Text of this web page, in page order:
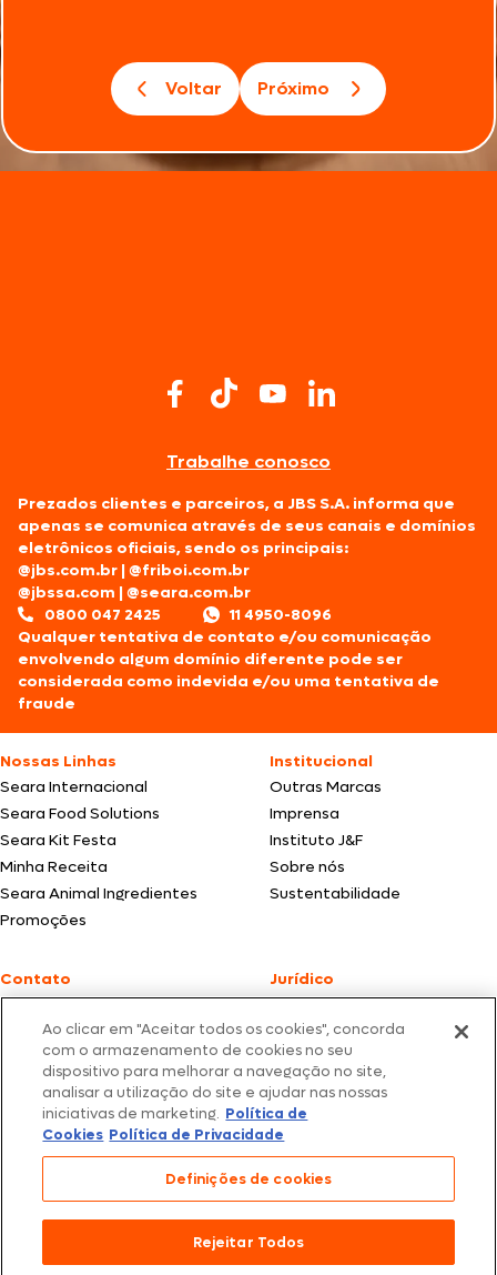
Voltar Próximo
Trabalhe conosco
Prezados clientes e parceiros, a JBS S.A. informa que
apenas se comunica através de seus canais e domínios
eletrônicos oficiais, sendo os principais:
@jbs.com.br |@friboi.com.br
@jbssa.com |@seara.com.br
0800 047 2425
11 4950-8096
Qualquer tentativa de contato e/ou comunicação
envolvendo algum domínio diferente pode ser
considerada como indevida e/ou uma tentativa de
fraude
Nossas Linhas
Seara Internacional
Seara Food Solutions
Seara Kit Festa
Minha Receita
Seara Animal Ingredientes
Promoções
Institucional
Outras Marcas
Imprensa
Instituto J&F
Sobre nós
Sustentabilidade
Contato
Fale Conosco
SAC: +55 0800 047 2425
Jurídico
Política de cookies
Política de privacidade
Fotos meramente ilustrativas | Ofertas válidas enquanto durarem os
estoques dos nossos parceiros | Vendas sujeitas a análise e confirmação
de dados.
Os preços, promoções e condições de pagamento são válidos
exclusivamente para compras efetuadas em nossos parceiros.
Todos os produtos estão sujeitos a disponibilidade de estoque.
© 2026 Seara. Todos os direitos reservados
Ao clicar em "Aceitar todos os cookies", concorda
com o armazenamento de cookies no seu
dispositivo para melhorar a navegação no site,
analisar a utilização do site e ajudar nas nossas
iniciativas de marketing. Política de
Cookies Política de Privacidade
Definições de cookies
Rejeitar Todos